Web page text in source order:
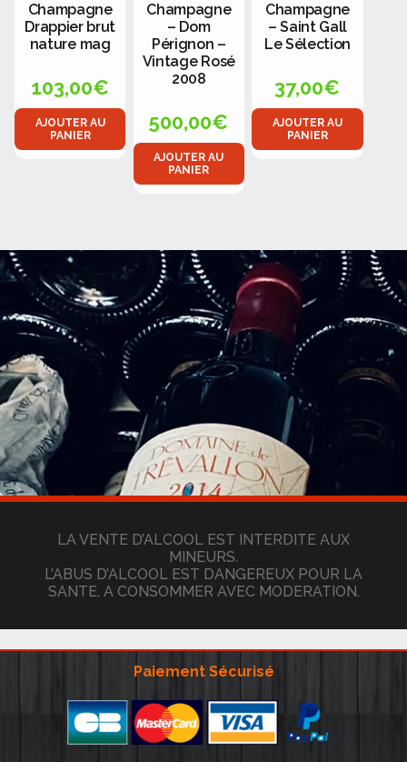
Champagne
Drappier brut
nature mag
103,00€
AJOUTER AU
PANIER
Champagne
– Dom
Pérignon –
Vintage Rosé
2008
500,00€
AJOUTER AU
PANIER
Champagne
– Saint Gall
Le Sélection
37,00€
AJOUTER AU
PANIER
LA VENTE D’ALCOOL EST INTERDITE AUX
MINEURS.
L’ABUS D’ALCOOL EST DANGEREUX POUR LA
SANTE, A CONSOMMER AVEC MODERATION.
Paiement Sécurisé